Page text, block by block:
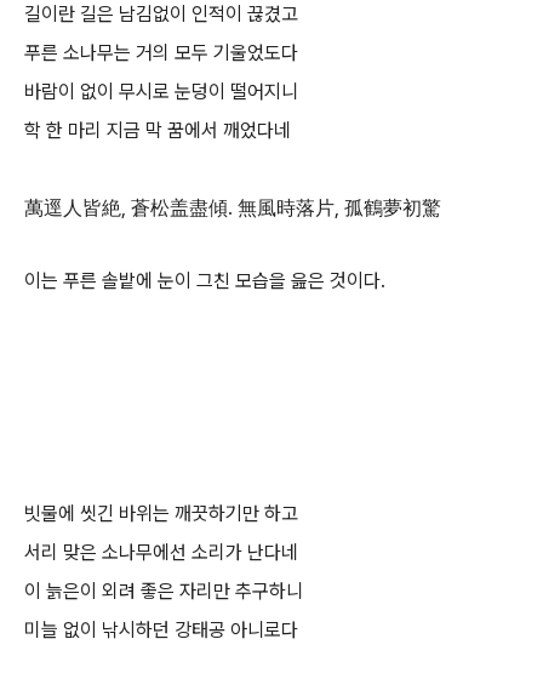
길이란 길은 남김없이 인적이 끊겼고
푸른 소나무는 거의 모두 기울었도다
바람이 없이 무시로 눈덩이 떨어지니
학 한 마리 지금 막 꿈에서 깨었다네
萬逕人皆絶, 蒼松盖盡傾. 無風時落片, 孤鶴夢初驚
이는 푸른 솔밭에 눈이 그친 모습을 읊은 것이다.
빗물에 씻긴 바위는 깨끗하기만 하고
서리 맞은 소나무에선 소리가 난다네
이 늙은이 외려 좋은 자리만 추구하니
미늘 없이 낚시하던 강태공 아니로다